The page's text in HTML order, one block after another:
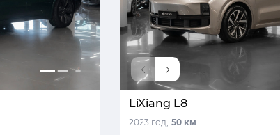
LiXiang L8
2023 год, 50 км